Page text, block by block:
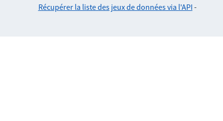
Récupérer la liste des jeux de données via l'API -